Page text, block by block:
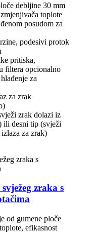
debljine 30 mm
toplote
posudom za
podesivi protok
pritiska,
filtera opcionalno
za
za zrak
zrak dolazi iz
ili desni tip (svježi
za zrak)
zraka s
od gumene ploče
efikasnost